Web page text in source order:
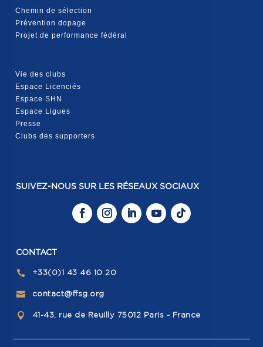
Chemin de sélection
Prévention dopage
Projet de performance fédéral
Vie des clubs
Espace Licenciés
Espace SHN
Espace Ligues
Presse
Clubs des supporters
SUIVEZ-NOUS SUR LES RÉSEAUX SOCIAUX
CONTACT
 +33(0)1 43 46 10 20
 contact@ffsg.org
 41-43, rue de Reuilly 75012 Paris - France